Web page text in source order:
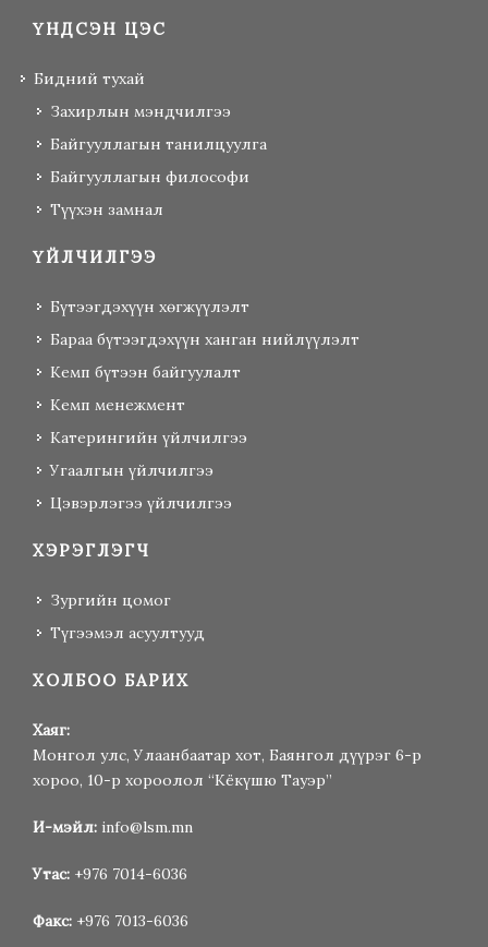
ҮНДСЭН ЦЭС
Бидний тухай
Захирлын мэндчилгээ
Байгууллагын танилцуулга
Байгууллагын философи
Түүхэн замнал
ҮЙЛЧИЛГЭЭ
Бүтээгдэхүүн хөгжүүлэлт
Бараа бүтээгдэхүүн ханган нийлүүлэлт
Кемп бүтээн байгуулалт
Кемп менежмент
Катерингийн үйлчилгээ
Угаалгын үйлчилгээ
Цэвэрлэгээ үйлчилгээ
ХЭРЭГЛЭГЧ
Зургийн цомог
Түгээмэл асуултууд
ХОЛБОО БАРИХ
Хаяг:
Монгол улс, Улаанбаатар хот, Баянгол дүүрэг 6-р
хороо, 10-р хороолол “Кёкүшю Тауэр”
И-мэйл: info@lsm.mn
Утас: +976 7014-6036
Факс: +976 7013-6036